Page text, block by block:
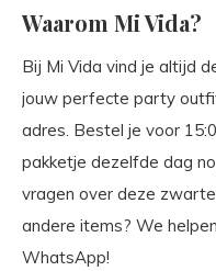
Waarom Mi Vida?
Bij Mi Vida vind je altijd
jouw perfecte party
adres. Bestel je voor
pakketje dezelfde dag
vragen over deze
andere items? We
WhatsApp!